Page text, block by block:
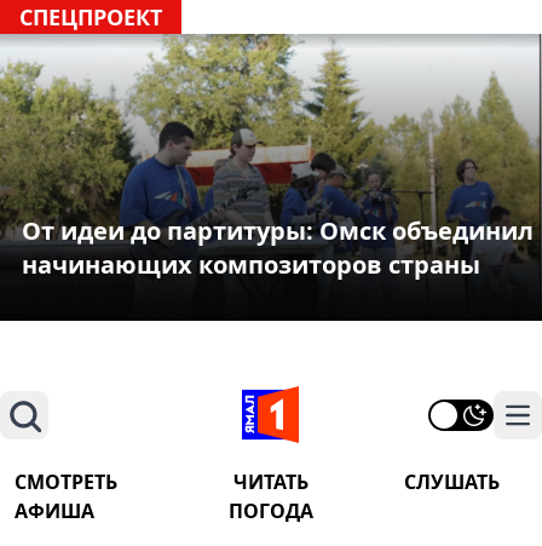
СПЕЦПРОЕКТ
От идеи до партитуры: Омск объединил
начинающих композиторов страны
Поиск
СМОТРЕТЬ ЧИТАТЬ
СЛУШАТЬ
АФИША
ПОГОДА